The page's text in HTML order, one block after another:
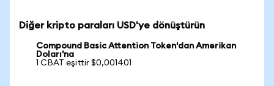
Diğer kripto paraları USD'ye dönüştürün
Compound Basic Attention Token'dan Amerikan
Doları'na
1 CBAT eşittir $0,001401